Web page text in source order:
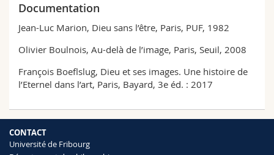
Documentation
Jean-Luc Marion, Dieu sans l’être, Paris, PUF, 1982
Olivier Boulnois, Au-delà de l’image, Paris, Seuil, 2008
François Boeflslug, Dieu et ses images. Une histoire de
l’Eternel dans l’art, Paris, Bayard, 3e éd. : 2017
CONTACT
Université de Fribourg